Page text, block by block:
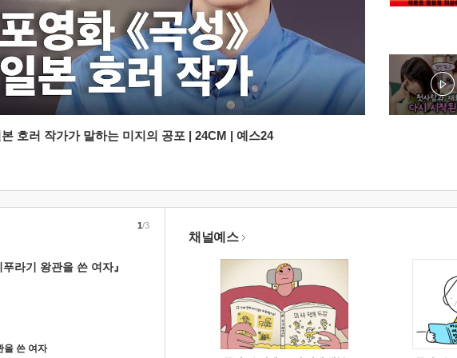
호러 작가가 말하는 미지의 공포 | 24CM | 예스24
라기 왕관을 쓴 여자』
을 쓴 여자
1/3
채널예스